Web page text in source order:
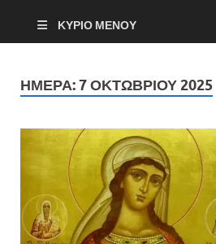
ΚΎΡΙΟ ΜΕΝΟΎ
ΗΜΈΡΑ:7 ΟΚΤΩΒΡΊΟΥ 2025